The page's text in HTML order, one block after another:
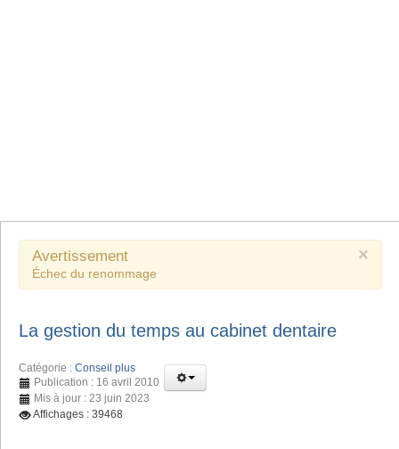
×
Avertissement
Échec du renommage
La gestion du temps au cabinet dentaire
Catégorie : Conseil plus
Publication : 16 avril 2010
Mis à jour : 23 juin 2023
Affichages : 39468